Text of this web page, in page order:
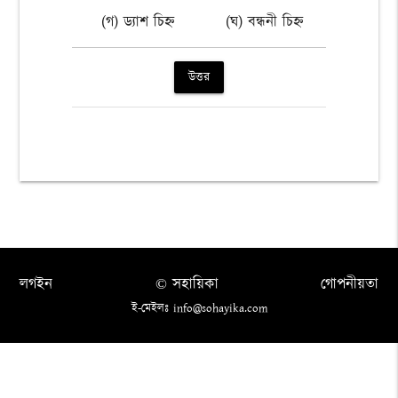
(গ) ড্যাশ চিহ্ন (ঘ) বন্ধনী চিহ্ন
উত্তর
লগইন গোপনীয়তা
© সহায়িকা
ই-মেইলঃ info@sohayika.com